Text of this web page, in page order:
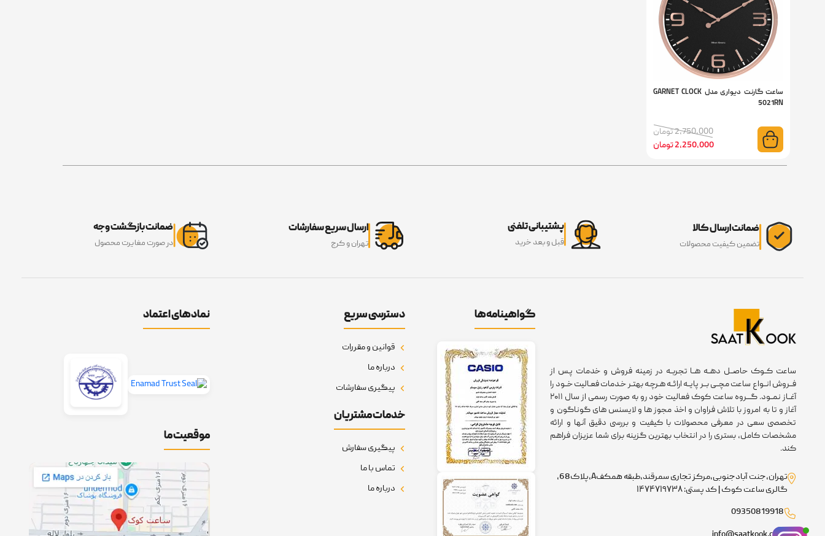
ساعت گارنت دیواری مدل GARNET CLOCK
5021RN
2,750,000 تومان
2,250,000 تومان
ضمانت ارسال کالا
تضمین کیفیت محصولات
پشتیبانی تلفنی
قبل و بعد خرید
ارسال سریع سفارشات
تهران و کرج
ضمانت بازگشت وجه
در صورت مغایرت محصول
ساعت کــوک حاصــل دهــه هــا تجربــه در زمینه فروش و خدمات پـس از
فــروش انــواع ساعت مچــی بــر پایــه ارائــه هـرچـه بهتـر خـدمات فعـالیت خــود را
آغــاز نمــود. گـــروه ساعت کوک فعالیت خود رو به صورت رسمی از سال ۲۰۱۱
آغاز و تا به امروز با تلاش فراوان و اخذ مجوز ها و لایسنس های گوناگون و
تخصصی سعی در معرفی محصولات با کیفیت و بررسی دقیق آنها و ارائه
مشخصات کامل، بستری را در انتخاب بهترین گزینه برای شما عزیزان فراهم
کند.
تهران،جنت آبادجنوبی،مرکز تجاری سمرقند،طبقه همکفA،پلاک68،
گالری ساعت کوک | کد پستی: ۱۴۷۴۷۱۹۷۳۸
09350819918
گواهینامه‌ها دسترسی سریع
قوانین و مقررات
درباره ما
پیگیری سفارشات
خدمات مشتریان
پیگیری سفارش
تماس با ما
درباره ما
نمادهای اعتماد
موقعیت ما